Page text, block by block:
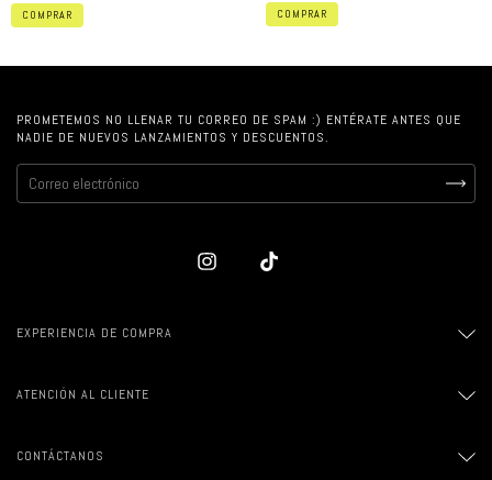
COMPRAR COMPRAR
PROMETEMOS NO LLENAR TU CORREO DE SPAM :) ENTÉRATE ANTES QUE
NADIE DE NUEVOS LANZAMIENTOS Y DESCUENTOS.
EXPERIENCIA DE COMPRA
ATENCIÓN AL CLIENTE
CONTÁCTANOS